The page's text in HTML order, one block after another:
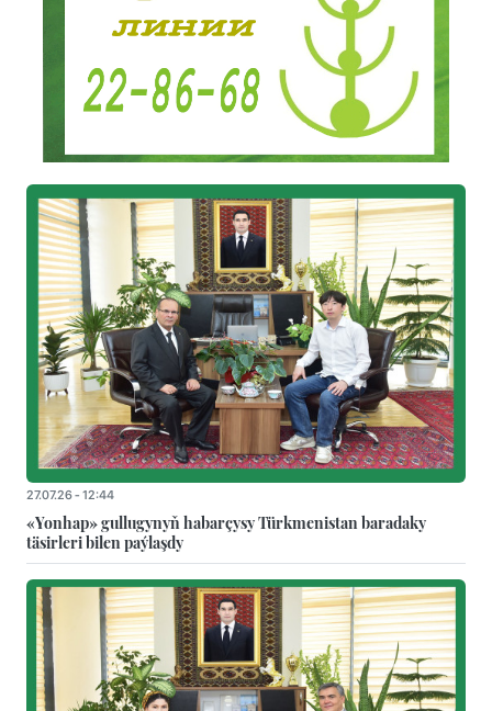
27.07.26 - 12:44
«Yonhap» gullugynyň habarçysy Türkmenistan baradaky
täsirleri bilen paýlaşdy